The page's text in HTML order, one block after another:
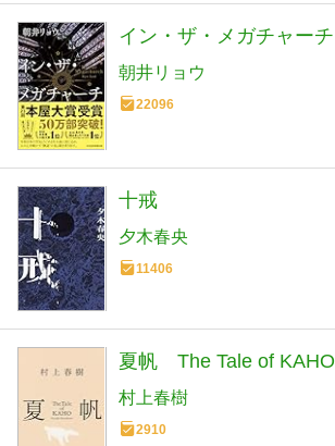
イン・ザ・メガチャーチ
朝井リョウ
22096
十戒
夕木春央
11406
夏帆 The Tale of KAHO
村上春樹
2910